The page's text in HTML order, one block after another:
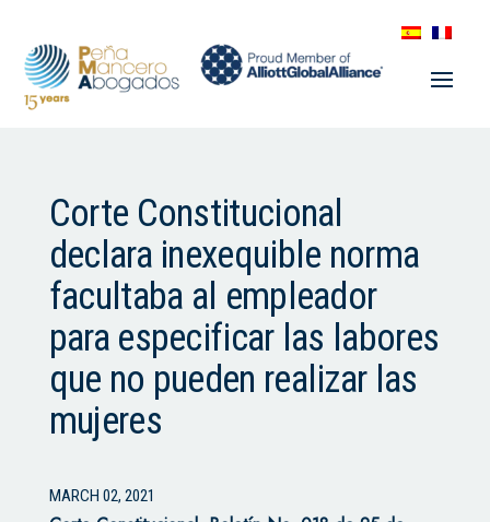
Corte Constitucional
declara inexequible norma
facultaba al empleador
para especificar las labores
que no pueden realizar las
mujeres
MARCH 02, 2021